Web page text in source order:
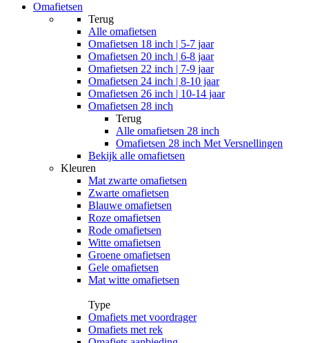
Omafietsen
Terug
Alle omafietsen
Omafietsen 18 inch | 5-7 jaar
Omafietsen 20 inch | 6-8 jaar
Omafietsen 22 inch | 7-9 jaar
Omafietsen 24 inch | 8-10 jaar
Omafietsen 26 inch | 10-14 jaar
Omafietsen 28 inch
Terug
Alle omafietsen 28 inch
Omafietsen 28 inch Met Versnellingen
Bekijk alle omafietsen
Kleuren
Mat zwarte omafietsen
Zwarte omafietsen
Blauwe omafietsen
Roze omafietsen
Rode omafietsen
Witte omafietsen
Groene omafietsen
Gele omafietsen
Mat witte omafietsen
Type
Omafiets met voordrager
Omafiets met rek